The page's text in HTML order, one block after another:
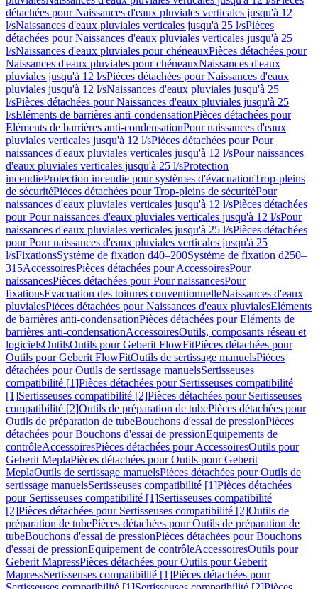
détachées pour Naissances d'eaux pluviales verticales jusqu'à 12
l/sNaissances d'eaux pluviales verticales jusqu'à 25 l/sPièces
détachées pour Naissances d'eaux pluviales verticales jusqu'à 25
l/sNaissances d'eaux pluviales pour chéneauxPièces détachées pour
Naissances d'eaux pluviales pour chéneauxNaissances d'eaux
pluviales jusqu'à 12 l/sPièces détachées pour Naissances d'eaux
pluviales jusqu'à 12 l/sNaissances d'eaux pluviales jusqu'à 25
l/sPièces détachées pour Naissances d'eaux pluviales jusqu'à 25
l/sEléments de barrières anti-condensationPièces détachées pour
Eléments de barrières anti-condensationPour naissances d'eaux
pluviales verticales jusqu'à 12 l/sPièces détachées pour Pour
naissances d'eaux pluviales verticales jusqu'à 12 l/sPour naissances
d'eaux pluviales verticales jusqu'à 25 l/sProtection
incendieProtection incendie pour systèmes d'évacuationTrop-pleins
de sécuritéPièces détachées pour Trop-pleins de sécuritéPour
naissances d'eaux pluviales verticales jusqu'à 12 l/sPièces détachées
pour Pour naissances d'eaux pluviales verticales jusqu'à 12 l/sPour
naissances d'eaux pluviales verticales jusqu'à 25 l/sPièces détachées
pour Pour naissances d'eaux pluviales verticales jusqu'à 25
l/sFixationsSystème de fixation d40–200Système de fixation d250–
315AccessoiresPièces détachées pour AccessoiresPour
naissancesPièces détachées pour Pour naissancesPour
fixationsEvacuation des toitures conventionnelleNaissances d'eaux
pluvialesPièces détachées pour Naissances d'eaux pluvialesEléments
de barrières anti-condensationPièces détachées pour Eléments de
barrières anti-condensationAccessoiresOutils, composants réseau et
logicielsOutilsOutils pour Geberit FlowFitPièces détachées pour
Outils pour Geberit FlowFitOutils de sertissage manuelsPièces
détachées pour Outils de sertissage manuelsSertisseuses
compatibilité [1]Pièces détachées pour Sertisseuses compatibilité
[1]Sertisseuses compatibilité [2]Pièces détachées pour Sertisseuses
compatibilité [2]Outils de préparation de tubePièces détachées pour
Outils de préparation de tubeBouchons d'essai de pressionPièces
détachées pour Bouchons d'essai de pressionEquipements de
contrôleAccessoiresPièces détachées pour AccessoiresOutils pour
Geberit MeplaPièces détachées pour Outils pour Geberit
MeplaOutils de sertissage manuelsPièces détachées pour Outils de
sertissage manuelsSertisseuses compatibilité [1]Pièces détachées
pour Sertisseuses compatibilité [1]Sertisseuses compatibilité
[2]Pièces détachées pour Sertisseuses compatibilité [2]Outils de
préparation de tubePièces détachées pour Outils de préparation de
tubeBouchons d'essai de pressionPièces détachées pour Bouchons
d'essai de pressionEquipement de contrôleAccessoiresOutils pour
Geberit MapressPièces détachées pour Outils pour Geberit
MapressSertisseuses compatibilité [1]Pièces détachées pour